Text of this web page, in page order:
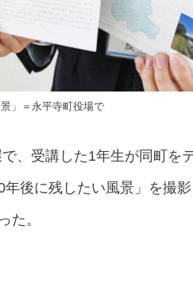
」＝永平寺町役場で
、受講した1年生が同町を
後に残したい風景」を撮
た。